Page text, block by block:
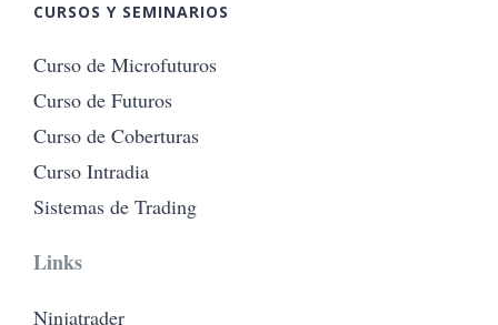
CURSOS Y SEMINARIOS
Curso de Microfuturos
Curso de Futuros
Curso de Coberturas
Curso Intradia
Sistemas de Trading
Links
Ninjatrader